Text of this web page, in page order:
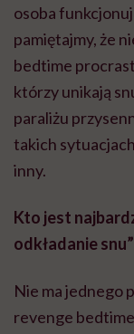
osoba
pamiętajmy, że
bedtime
którzy unikają
paraliżu
takich
inny.
Kto jest
odkładanie
Nie ma jednego
revenge